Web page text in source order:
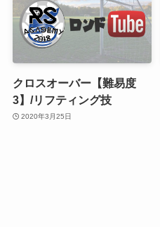
クロスオーバー【難易度
3】/リフティング技
2020年3月25日